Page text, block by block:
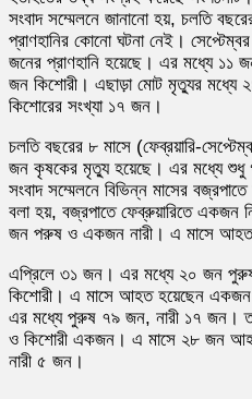
সংবাদ সম্মেলনে জানানো হয়, চলতি
প্রাণহানির কোনো ঘটনা নেই।
জনের প্রাণহানি হয়েছে। এর মধ্যে ১১
জন কিশোরী। এছাড়া মোট মৃত্যুর মধ্যে
কিশোরের সংখ্যা ১৭ জন।
চলতি বছরের ৮ মাসে (ফেব্রয়ারি-
জন কৃষকের মৃত্যু হয়েছে। এর মধ্যে
সংবাদ সম্মেলনে বিভিন্ন মাসের
বলা হয়, বজ্রপাতে ফেব্রুয়ারিতে একজন
জন পরুষ ও একজন নারী। এ মাসে
এপ্রিলে ৩১ জন। এর মধ্যে ২০ জন
কিশোরী। এ মাসে আহত হয়েছেন
এর মধ্যে পুরুষ ৭৯ জন, নারী ১৭ জন।
ও কিশোরী একজন। এ মাসে ২৮ জন
নারী ৫ জন।